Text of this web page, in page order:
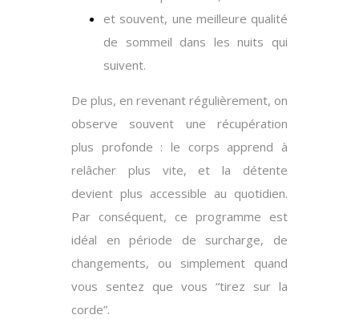
et souvent, une meilleure qualité
de sommeil dans les nuits qui
suivent.
De plus, en revenant régulièrement, on
observe souvent une récupération
plus profonde : le corps apprend à
relâcher plus vite, et la détente
devient plus accessible au quotidien.
Par conséquent, ce programme est
idéal en période de surcharge, de
changements, ou simplement quand
vous sentez que vous “tirez sur la
corde”.